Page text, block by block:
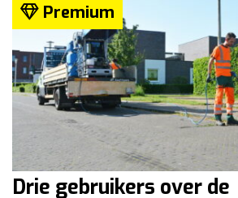
Premium
Drie gebruikers over de